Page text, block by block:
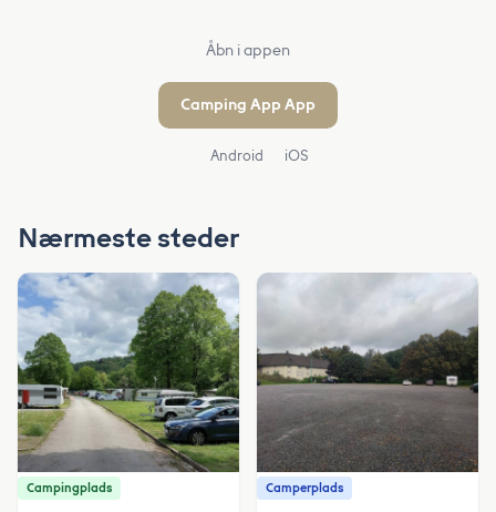
Åbn i appen
Camping App App
Android iOS
Nærmeste steder
Campingplads Camperplads